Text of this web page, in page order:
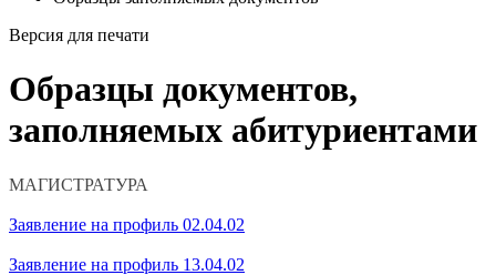
Версия для печати
Образцы документов,
заполняемых абитуриентами
МАГИСТРАТУРА
Заявление на профиль 02.04.02
Заявление на профиль 13.04.02